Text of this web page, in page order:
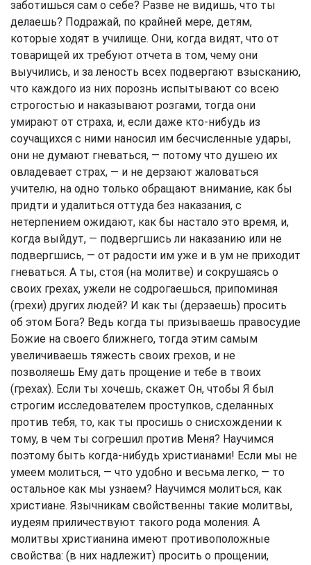
заботишься сам о себе? Разве не видишь, что ты
делаешь? Подражай, по крайней мере, детям,
которые ходят в училище. Они, когда видят, что от
товарищей их требуют отчета в том, чему они
выучились, и за леность всех подвергают взысканию,
что каждого из них порознь испытывают со всею
строгостью и наказывают розгами, тогда они
умирают от страха, и, если даже кто-нибудь из
соучащихся с ними наносил им бесчисленные удары,
они не думают гневаться, — потому что душею их
овладевает страх, — и не дерзают жаловаться
учителю, на одно только обращают внимание, как бы
придти и удалиться оттуда без наказания, с
нетерпением ожидают, как бы настало это время, и,
когда выйдут, — подвергшись ли наказанию или не
подвергшись, — от радости им уже и в ум не приходит
гневаться. А ты, стоя (на молитве) и сокрушаясь о
своих грехах, ужели не содрогаешься, припоминая
(грехи) других людей? И как ты (дерзаешь) просить
об этом Бога? Ведь когда ты призываешь правосудие
Божие на своего ближнего, тогда этим самым
увеличиваешь тяжесть своих грехов, и не
позволяешь Ему дать прощение и тебе в твоих
(грехах). Если ты хочешь, скажет Он, чтобы Я был
строгим исследователем проступков, сделанных
против тебя, то, как ты просишь о снисхождении к
тому, в чем ты согрешил против Меня? Научимся
поэтому быть когда-нибудь христианами! Если мы не
умеем молиться, — что удобно и весьма легко, — то
остальное как мы узнаем? Научимся молиться, как
христиане. Язычникам свойственны такие молитвы,
иудеям приличествуют такого рода моления. А
молитвы христианина имеют противоположные
свойства: (в них надлежит) просить о прощении,